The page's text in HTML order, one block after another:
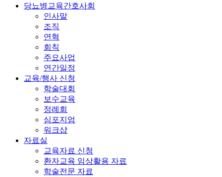
당뇨병교육간호사회
인사말
조직
연혁
회칙
주요사업
연간일정
교육/행사 신청
학술대회
보수교육
정례회
심포지엄
워크샵
자료실
교육자료 신청
환자교육 임상활용 자료
학술전문 자료